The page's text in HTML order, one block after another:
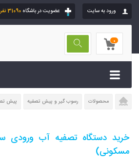
ورود به سایت عضویت در باشگاه 31090 نفری
0
محصولات رسوب گیر و پیش تصفیه پیش
خرید دستگاه تصفیه آب ورودی
مسکونی)